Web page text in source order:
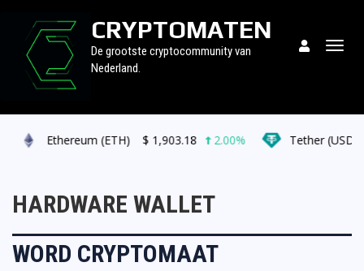
CRYPTOMATEN
De grootste cryptocommunity van
Nederland.
Ethereum (ETH) $1,903.18 2.00% Tether (USDT)
HARDWARE WALLET
WORD CRYPTOMAAT